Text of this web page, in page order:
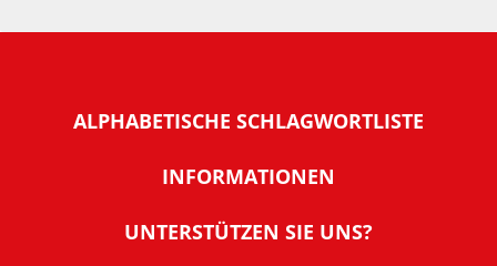
ALPHABETISCHE SCHLAGWORTLISTE
INFORMATIONEN
Warum NachDenkSeiten
UNTERSTÜTZEN SIE UNS?